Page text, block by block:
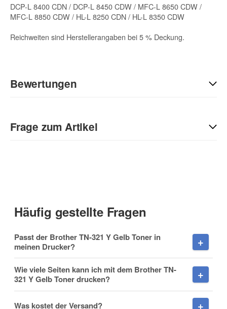
DCP-L 8400 CDN / DCP-L 8450 CDW / MFC-L 8650 CDW /
MFC-L 8850 CDW / HL-L 8250 CDN / HL-L 8350 CDW
Reichweiten sind Herstellerangaben bei 5 % Deckung.
Bewertungen
Sie Anderen bei der Kaufentscheidung:
Frage zum Artikel
Nachname
Häufig gestellte Fragen
Passt der Brother TN-321 Y Gelb Toner in
meinen Drucker?
Wie viele Seiten kann ich mit dem Brother TN-
321 Y Gelb Toner drucken?
Was kostet der Versand?